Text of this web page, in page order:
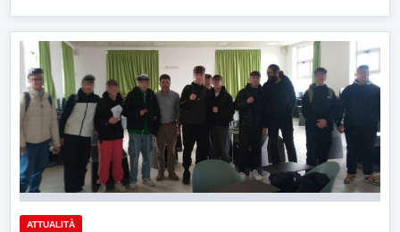
ATTUALITÀ